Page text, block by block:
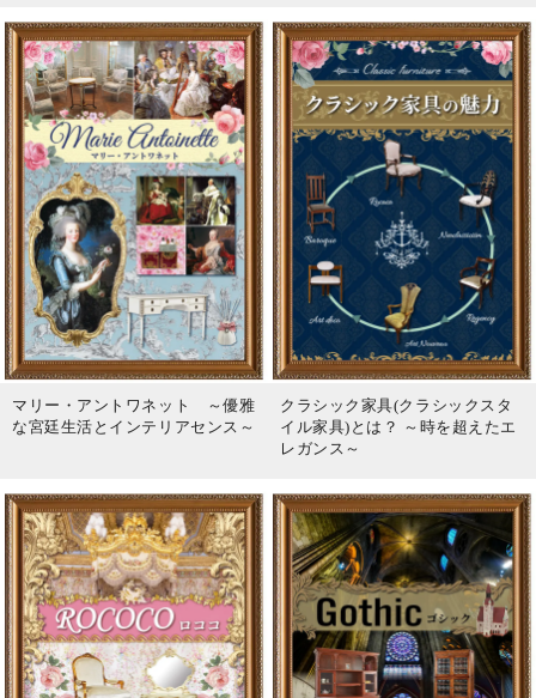
マリー・アントワネット ～優雅
な宮廷生活とインテリアセンス～
クラシック家具(クラシックスタ
イル家具)とは？ ～時を超えたエ
レガンス～